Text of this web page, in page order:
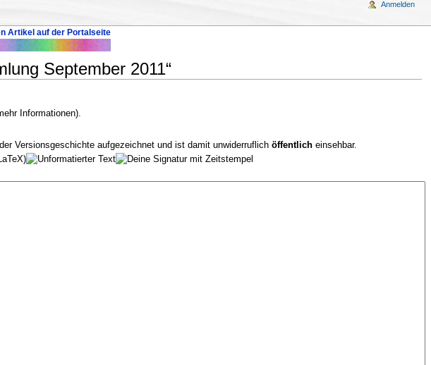
Artikel auf der Portalseite
September 2011“
Informationen).
Versionsgeschichte aufgezeichnet und ist damit unwiderruflich öffentlicheinsehbar.
Anmelden